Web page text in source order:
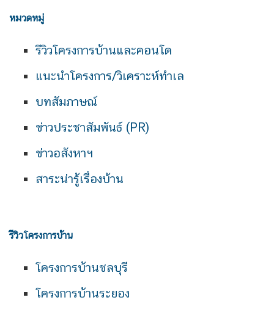
หมวดหมู่
รีวิวโครงการบ้านและคอนโด
แนะนำโครงการ/วิเคราะห์ทำเล
บทสัมภาษณ์
ข่าวประชาสัมพันธ์ (PR)
ข่าวอสังหาฯ
สาระน่ารู้เรื่องบ้าน
รีวิวโครงการบ้าน
โครงการบ้านชลบุรี
โครงการบ้านระยอง